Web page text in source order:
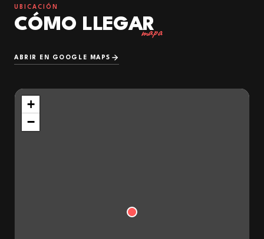
UBICACIÓN
CÓMO LLEGAR
mapa
ABRIR EN GOOGLE MAPS
+
−